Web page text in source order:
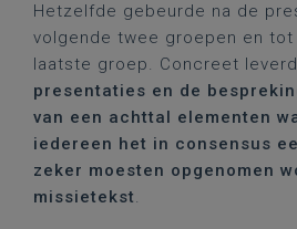
Hetzelfde gebeurde na de
volgende twee groepen en tot
laatste groep. Concreet
presentaties en de
van een achttal elementen
iedereen het in consensus
zeker moesten opgenomen
missietekst.